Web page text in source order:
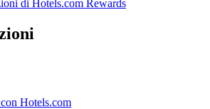
di Hotels.com Rewards
Hotels.com